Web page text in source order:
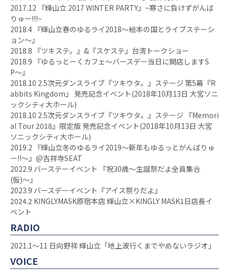
2017.12 『輝山立 2017 WINTER PARTY』~寒さに負けずがんば
りゅー!!!~
2018.4 『輝山立春のゆるライ2018〜絵本の国とライブステーシ
ョン〜』
2018.8 『ツキステ。』&『スケステ』台湾トークショー
2018.9 『ゆるっとーくカフェ〜バースデー当日に開店しますS
P〜』
2018.10 2.5次元ダンスライブ『ツキウタ。』ステージ 第5幕『R
abbits Kingdom』 発売記念イベント(2018年10月13日 大宮ソニ
ックシティ大ホール)
2018.10 2.5次元ダンスライブ『ツキウタ。』ステージ 『Memori
al Tour 2018』限定版 発売記念イベント(2018年10月13日 大宮
ソニックシティ大ホール)
2019.2 『輝山立冬のゆるライ2019〜新年もゆるっとがんばりゅ
ー!!〜』@吉祥寺SEAT
2022.9 バーステーイベント 『祝30歳〜生誕祭だよ全員集合
(仮)〜』
2023.9 バースデーイベント『アイス祭りだよ』
2024.2 KINGLYMASK原宿本店 輝山立×KINGLY MASK1日店長イ
ベント
RADIO
2021.1〜11 日向野祥 輝山立「地上波行くまでやめないラジオ」
VOICE